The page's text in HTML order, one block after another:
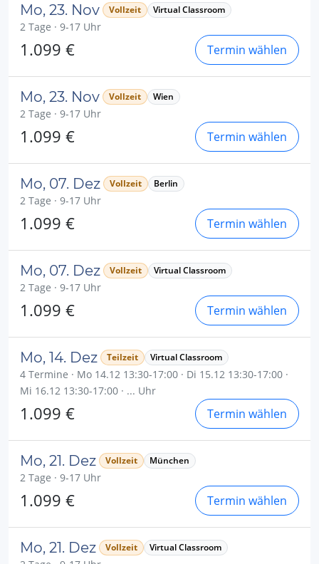
Mo, 23. Nov Vollzeit Virtual Classroom
2 Tage · 9-17 Uhr
1.099 € Termin wählen
Mo, 23. Nov Vollzeit Wien
2 Tage · 9-17 Uhr
1.099 € Termin wählen
Mo, 07. Dez Vollzeit Berlin
2 Tage · 9-17 Uhr
1.099 € Termin wählen
Mo, 07. Dez Vollzeit Virtual Classroom
2 Tage · 9-17 Uhr
1.099 € Termin wählen
Mo, 14. Dez Teilzeit Virtual Classroom
4 Termine · Mo 14.12 13:30-17:00 · Di 15.12 13:30-17:00 ·
Mi 16.12 13:30-17:00 · ... Uhr
1.099 € Termin wählen
Mo, 21. Dez Vollzeit München
2 Tage · 9-17 Uhr
1.099 € Termin wählen
Mo, 21. Dez Vollzeit Virtual Classroom